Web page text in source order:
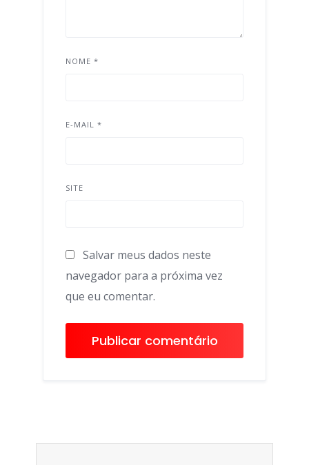
NOME *
E-MAIL *
SITE
Salvar meus dados neste
navegador para a próxima vez
que eu comentar.